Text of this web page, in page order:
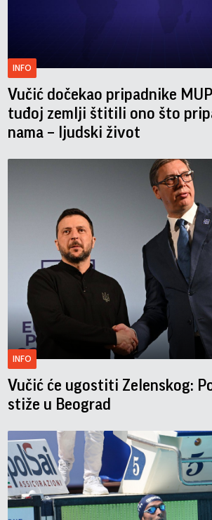
INFO
Vučić dočekao pripadnike
tuđoj zemlji štitili ono što
nama – ljudski život
INFO
Vučić će ugostiti Zelenskog:
stiže u Beograd